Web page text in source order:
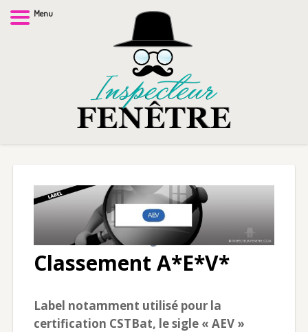
Classement A*E*V*
Label notamment utilisé pour la
certification CSTBat, le sigle « AEV »
Menu